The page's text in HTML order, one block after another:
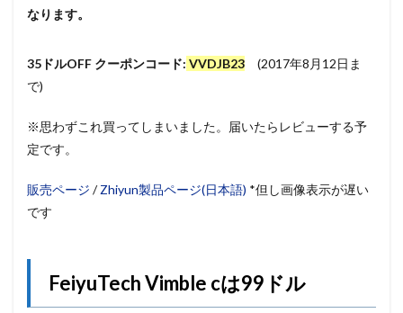
なります。
35ドルOFF クーポンコード: VVDJB23 (2017年8月12日ま
で)
※思わずこれ買ってしまいました。届いたらレビューする予
定です。
販売ページ /Zhiyun製品ページ(日本語) *但し画像表示が遅い
です
FeiyuTech Vimble cは99ドル